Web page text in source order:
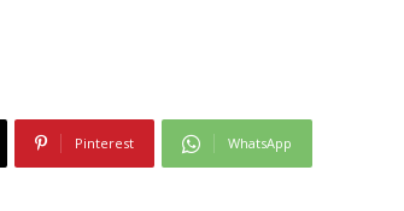
Pinterest WhatsApp